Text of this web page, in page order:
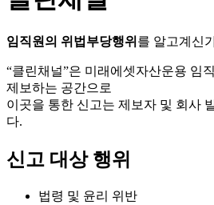
임직원의 위법부당행위 를 알고계신
“클린채널”은 미래에셋자산운용 임
제보하는 공간으로
이곳을 통한 신고는 제보자 및 회사
다.
신고 대상 행위
법령 및 윤리 위반